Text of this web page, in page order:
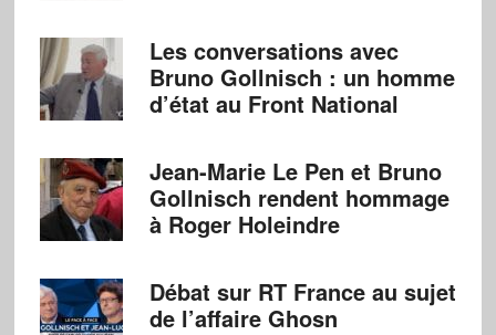
Les conversations avec
Bruno Gollnisch : un homme
d’état au Front National
Jean-Marie Le Pen et Bruno
Gollnisch rendent hommage
à Roger Holeindre
Débat sur RT France au sujet
de l’affaire Ghosn